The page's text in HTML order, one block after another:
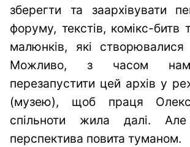
зберегти та заархівувати
форуму, текстів, комікс-битв
малюнків, які
Можливо, з часом нам
перезапустити цей архів у
(музею), щоб праця
спільноти жила далі.
перспектива повита туманом.